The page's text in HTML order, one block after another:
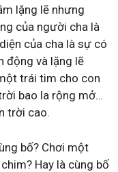
lặng lẽ nhưng
của người cha là
của cha là sự có
động và lặng lẽ
trái tim cho con
bao la rộng mở…
trời cao.
bố? Chơi một
Hay là cùng bố